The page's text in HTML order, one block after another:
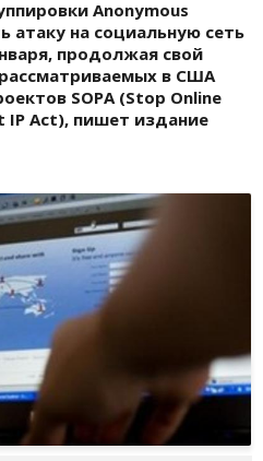
Anonymous
атаку на социальную сеть
продолжая свой
в США
SOPA (Stop Online
IP Act), пишет издание